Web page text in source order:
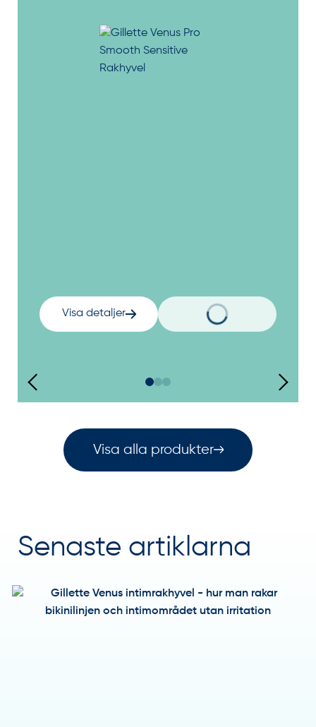
Visa detaljer
Visa alla produkter
Senaste artiklarna